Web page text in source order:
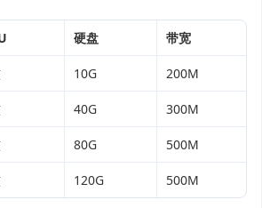
硬盘 带宽
10G 200M
40G 300M
80G 500M
120G 500M